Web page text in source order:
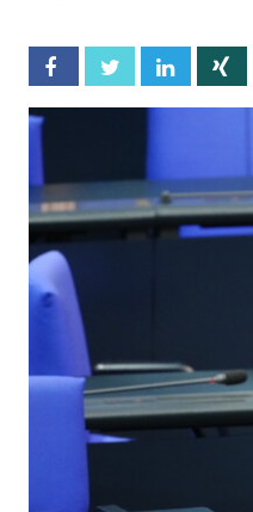
Facebook Twitter Linkedin